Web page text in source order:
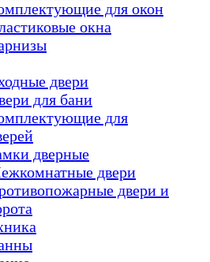
для окон
окна
двери
для бани
для
дверные
двери
двери и